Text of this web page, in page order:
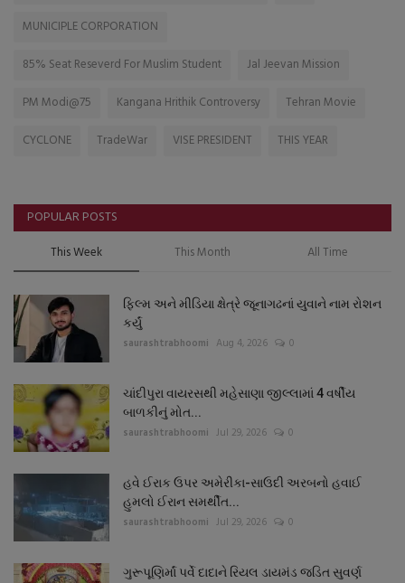
MUNICIPLE CORPORATION
85% Seat Reseverd For Muslim Student
Jal Jeevan Mission
PM Modi@75
Kangana Hrithik Controversy
Tehran Movie
CYCLONE
TradeWar VISE PRESIDENT THIS YEAR
POPULAR POSTS
This Week This Month All Time
ફિલ્મ અને મીડિયા ક્ષેત્રે જૂનાગઢનાં યુવાને નામ રોશન
કર્યું
saurashtrabhoomi Aug 4, 2026 0
ચાંદીપુરા વાયરસથી મહેસાણા જીલ્લામાં 4 વર્ષીય
બાળકીનું મોત...
saurashtrabhoomi Jul 29, 2026 0
હવે ઈરાક ઉપર અમેરીકા-સાઉદી અરબનો હવાઈ
હુમલો ઈરાન સમર્થીત...
saurashtrabhoomi Jul 29, 2026 0
ગુરૂપૂણિર્માં પર્વે દાદાને રિયલ ડાયમંડ જડિત સુવર્ણ